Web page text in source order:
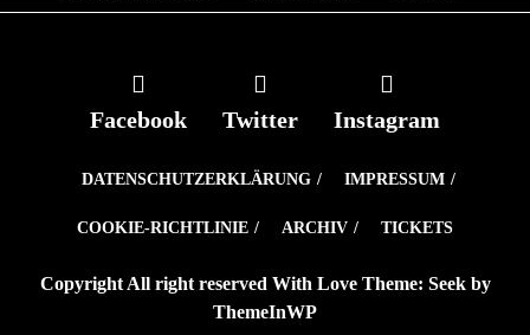
Facebook Twitter Instagram
DATENSCHUTZERKLÄRUNG IMPRESSUM
COOKIE-RICHTLINIE ARCHIV TICKETS
Copyright All right reserved With Love Theme: Seek by
ThemeInWP